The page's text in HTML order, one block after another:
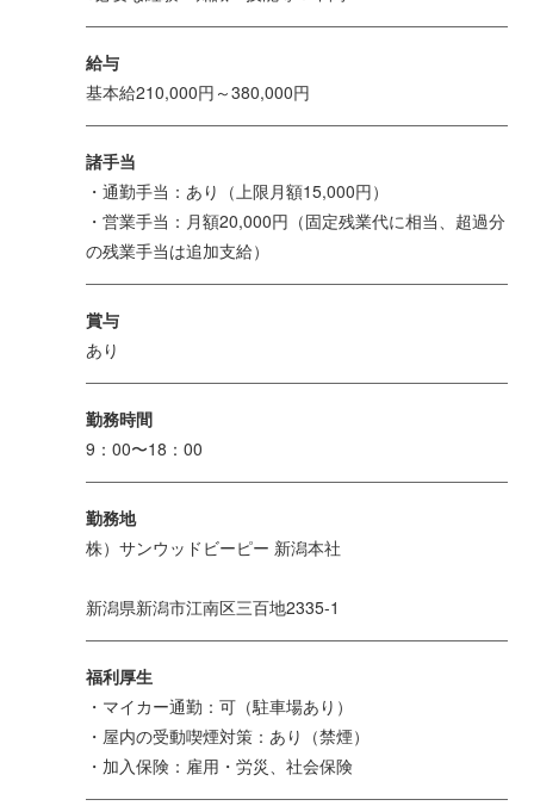
給与
基本給210,000円～380,000円
諸手当
・通勤手当：あり（上限月額15,000円）
・営業手当：月額20,000円（固定残業代に相当、超過分
の残業手当は追加支給）
賞与
あり
勤務時間
9：00〜18：00
勤務地
株）サンウッドビーピー 新潟本社
新潟県新潟市江南区三百地2335-1
福利厚生
・マイカー通勤：可（駐車場あり）
・屋内の受動喫煙対策：あり（禁煙）
・加入保険：雇用・労災、社会保険